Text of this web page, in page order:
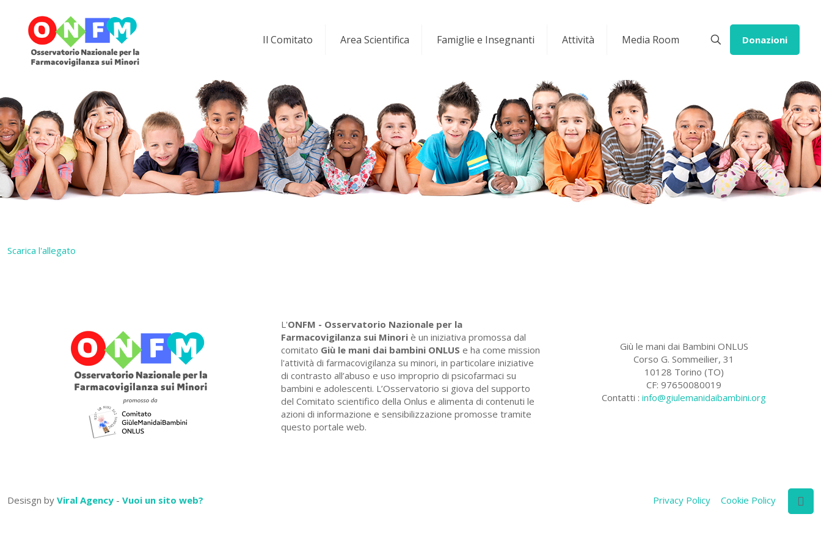
Il Comitato Area Scientifica Famiglie e Insegnanti Attività Media Room Donazioni
Scarica l'allegato
L'ONFM - Osservatorio Nazionale per la
Farmacovigilanza sui Minori è un iniziativa promossa dal
comitato Giù le mani dai bambini ONLUS e ha come mission
l'attività di farmacovigilanza su minori, in particolare iniziative
di contrasto all’abuso e uso improprio di psicofarmaci su
bambini e adolescenti. L’Osservatorio si giova del supporto
del Comitato scientifico della Onlus e alimenta di contenuti le
azioni di informazione e sensibilizzazione promosse tramite
questo portale web.
Giù le mani dai Bambini ONLUS
Corso G. Sommeilier, 31
10128 Torino (TO)
CF: 97650080019
Contatti :info@giulemanidaibambini.org
Desisgn by Viral Agency - Vuoi un sito web? Privacy Policy Cookie Policy